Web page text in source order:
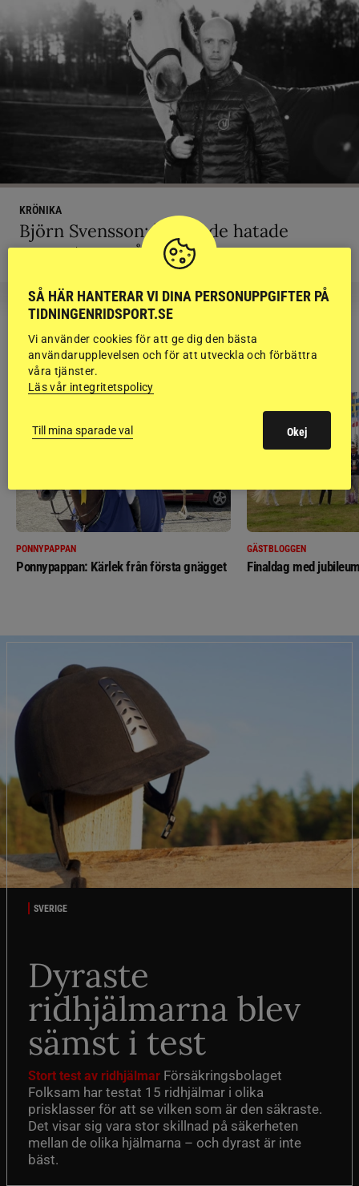
KRÖNIKA
Björn Svensson: ”Finns de hatade
grusrutorna på riktigt?”
RIDSPORT
PONNYPAPPAN
Ponnypappan: Kärlek från första gnägget
GÄSTBLOGGEN
Finaldag med
SVERIGE
Dyraste
ridhjälmarna blev
sämst i test
Stort test av ridhjälmar Försäkringsbolaget
Folksam har testat 15 ridhjälmar i olika
prisklasser för att se vilken som är den säkraste.
Det visar sig vara stor skillnad på säkerheten
mellan de olika hjälmarna – och dyrast är inte
bäst.
SÅ HÄR HANTERAR VI DINA PERSONUPPGIFTER PÅ
TIDNINGENRIDSPORT.SE
Vi använder cookies för att ge dig den bästa
användarupplevelsen och för att utveckla och förbättra
våra tjänster.
Läs vår integritetspolicy
Till mina sparade val Okej